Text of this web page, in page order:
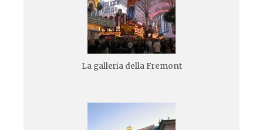
La galleria della Fremont